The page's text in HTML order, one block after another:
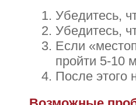
Убедитесь,
Убедитесь,
Если
пройти 5-10
После этого